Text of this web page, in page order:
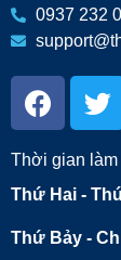
0937 232
Thời gian làm
Thứ Hai -
Thứ Bảy -